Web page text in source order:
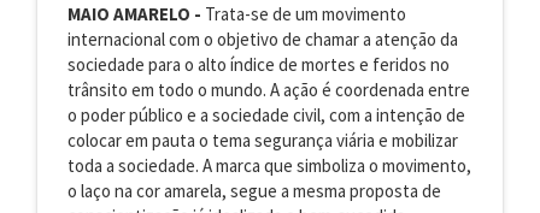
MAIO AMARELO - Trata-se de um movimento
internacional com o objetivo de chamar a atenção da
sociedade para o alto índice de mortes e feridos no
trânsito em todo o mundo. A ação é coordenada entre
o poder público e a sociedade civil, com a intenção de
colocar em pauta o tema segurança viária e mobilizar
toda a sociedade. A marca que simboliza o movimento,
o laço na cor amarela, segue a mesma proposta de